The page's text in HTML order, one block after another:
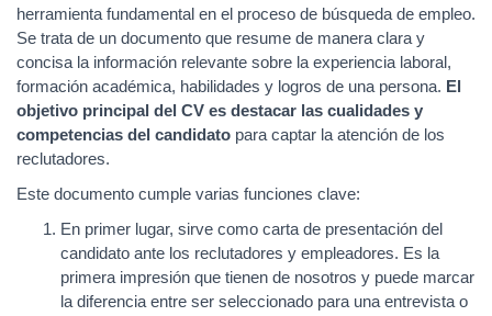
herramienta fundamental en el proceso de búsqueda de empleo.
Se trata de un documento que resume de manera clara y
concisa la información relevante sobre la experiencia laboral,
formación académica, habilidades y logros de una persona. El
objetivo principal del CV es destacar las cualidades y
competencias del candidato para captar la atención de los
reclutadores.
Este documento cumple varias funciones clave:
En primer lugar, sirve como carta de presentación del
candidato ante los reclutadores y empleadores. Es la
primera impresión que tienen de nosotros y puede marcar
la diferencia entre ser seleccionado para una entrevista o